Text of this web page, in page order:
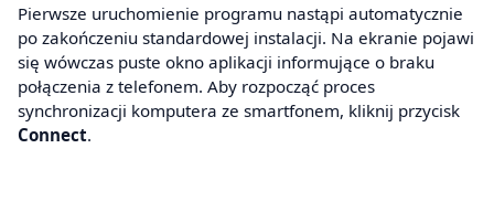
Pierwsze uruchomienie programu nastąpi automatycznie
po zakończeniu standardowej instalacji. Na ekranie pojawi
się wówczas puste okno aplikacji informujące o braku
połączenia z telefonem. Aby rozpocząć proces
synchronizacji komputera ze smartfonem, kliknij przycisk
Connect.